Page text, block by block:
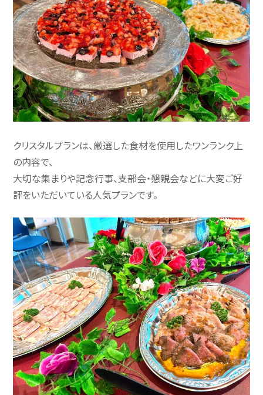
クリスタルプランは、厳選した食材を使用したワンランク上
の内容で、
大切な集まりや記念行事、支部会・懇親会などに大変ご好
評をいただいている人気プランです。